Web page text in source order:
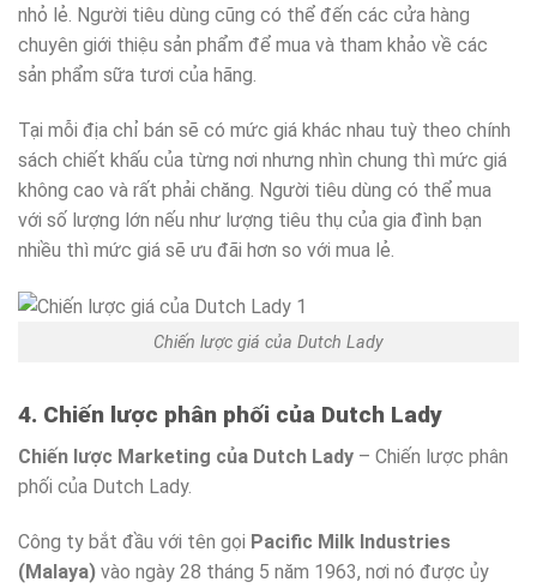
nhỏ lẻ. Người tiêu dùng cũng có thể đến các cửa hàng
chuyên giới thiệu sản phẩm để mua và tham khảo về các
sản phẩm sữa tươi của hãng.
Tại mỗi địa chỉ bán sẽ có mức giá khác nhau tuỳ theo chính
sách chiết khấu của từng nơi nhưng nhìn chung thì mức giá
không cao và rất phải chăng. Người tiêu dùng có thể mua
với số lượng lớn nếu như lượng tiêu thụ của gia đình bạn
nhiều thì mức giá sẽ ưu đãi hơn so với mua lẻ.
Chiến lược giá của Dutch Lady
4. Chiến lược phân phối của Dutch Lady
Chiến lược Marketing của Dutch Lady – Chiến lược phân
phối của Dutch Lady.
Công ty bắt đầu với tên gọi Pacific Milk Industries
(Malaya) vào ngày 28 tháng 5 năm 1963, nơi nó được ủy